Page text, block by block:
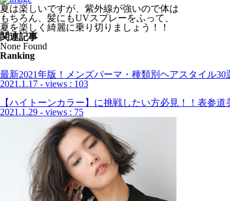
夏は楽しいですが、紫外線が強いので体は
もちろん、髪にもUVスプレーをふって、
夏を楽しく綺麗に乗り切りましょう！！
関連記事
None Found
Ranking
最新2021年版！メンズパーマ・種類別ヘアスタイル30
2021.1.17 - views : 103
【ハイトーンカラー】に挑戦したい方必見！！表参
2021.1.29 - views : 75